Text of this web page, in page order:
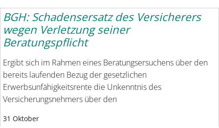
BGH: Schadensersatz des Versicherers
wegen Verletzung seiner
Beratungspflicht
Ergibt sich im Rahmen eines Beratungsersuchens über den
bereits laufenden Bezug der gesetzlichen
Erwerbsunfähigkeitsrente die Unkenntnis des
Versicherungsnehmers über den
31 Oktober